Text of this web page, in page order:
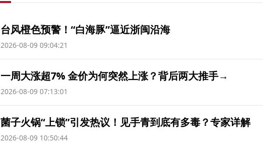
台风橙色预警！“白海豚”逼近浙闽沿海
2026-08-09 09:04:21
一周大涨超7% 金价为何突然上涨？背后两大推手→
2026-08-09 07:13:01
菌子火锅“上锁”引发热议！见手青到底有多毒？专家详解
2026-08-09 10:50:44